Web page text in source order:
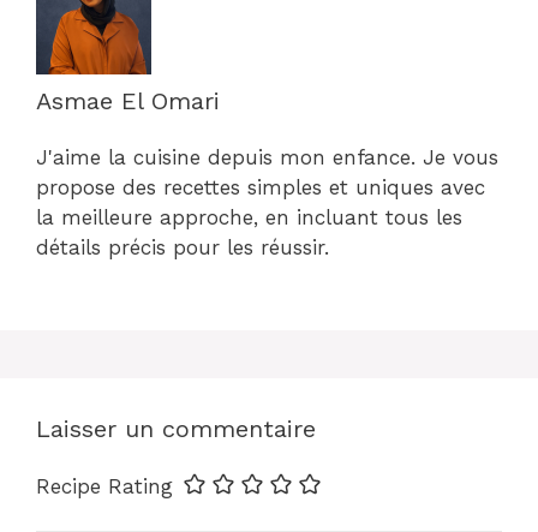
Asmae El Omari
J'aime la cuisine depuis mon enfance. Je vous
propose des recettes simples et uniques avec
la meilleure approche, en incluant tous les
détails précis pour les réussir.
Laisser un commentaire
Recipe Rating